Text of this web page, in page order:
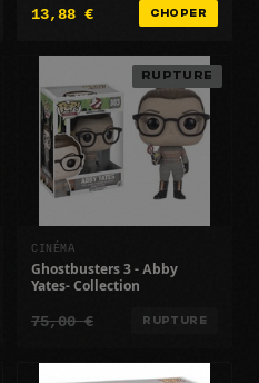
13,88 € CHOPER
RUPTURE
CINÉMA
Ghostbusters 3 - Abby
Yates- Collection
75,00 € RUPTURE